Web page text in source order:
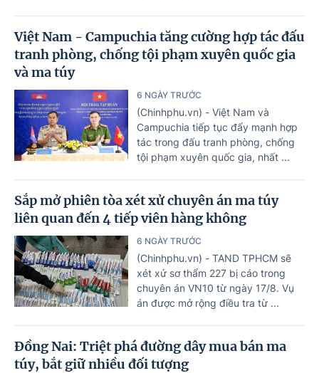
Việt Nam - Campuchia tăng cường hợp tác đấu
tranh phòng, chống tội phạm xuyên quốc gia
và ma túy
6 NGÀY TRƯỚC
(Chinhphu.vn) - Việt Nam và
Campuchia tiếp tục đẩy mạnh hợp
tác trong đấu tranh phòng, chống
tội phạm xuyên quốc gia, nhất ...
Sắp mở phiên tòa xét xử chuyên án ma túy
liên quan đến 4 tiếp viên hàng không
6 NGÀY TRƯỚC
(Chinhphu.vn) - TAND TPHCM sẽ
xét xử sơ thẩm 227 bị cáo trong
chuyên án VN10 từ ngày 17/8. Vụ
án được mở rộng điều tra từ ...
Đồng Nai: Triệt phá đường dây mua bán ma
túy, bắt giữ nhiều đối tượng